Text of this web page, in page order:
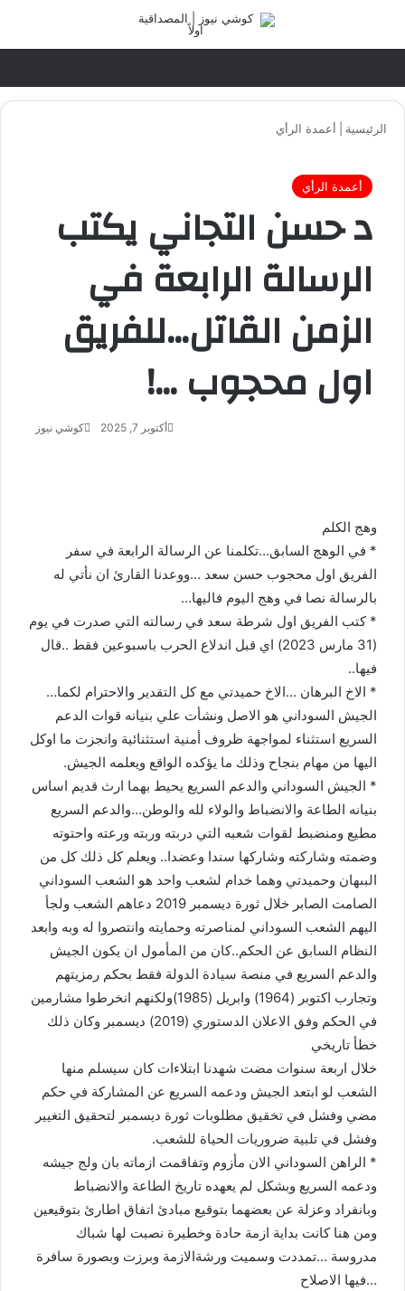
تسجيل الدخول
الرئيسية أعمدة الرأي
أعمدة الرأي
د حسن التجاني يكتب
الرسالة الرابعة في
الزمن القاتل…للفريق
اول محجوب …!
كوشي نيوز أكتوبر 7, 2025
وهج الكلم
* في الوهج السابق…تكلمنا عن الرسالة الرابعة في سفر
الفريق اول محجوب حسن سعد …ووعدنا القارئ ان نأتي له
بالرسالة نصا في وهج اليوم فاليها…
* كتب الفريق اول شرطة سعد في رسالته التي صدرت في يوم
(31 مارس 2023) اي قبل اندلاع الحرب باسبوعين فقط ..قال
فيها..
* الاخ البرهان …الاخ حميدتي مع كل التقدير والاحترام لكما…
الجيش السوداني هو الاصل ونشأت علي بنيانه قوات الدعم
السريع استثناء لمواجهة ظروف أمنية استثنائية وانجزت ما اوكل
اليها من مهام بنجاح وذلك ما يؤكده الواقع ويعلمه الجيش.
* الجيش السوداني والدعم السريع يحيط بهما ارث قديم اساس
بنيانه الطاعة والانضباط والولاء لله والوطن…والدعم السريع
مطيع ومنضبط لقوات شعبه التي دربته وربته ورعته واحتوته
وضمته وشاركته وشاركها سندا وعضدا.. ويعلم كل ذلك كل من
البىهان وحميدتي وهما خدام لشعب واحد هو الشعب السوداني
الصامت الصابر خلال ثورة ديسمبر 2019 دعاهم الشعب ولجأ
اليهم الشعب السوداني لمناصرته وحمايته وانتصروا له وبه وابعد
النظام السابق عن الحكم..كان من المأمول ان يكون الجيش
والدعم السريع في منصة سيادة الدولة فقط بحكم رمزيتهم
وتجارب اكتوبر (1964) وابريل (1985)ولكنهم انخرطوا مشارمين
في الحكم وفق الاعلان الدستوري (2019) ديسمبر وكان ذلك
خطأ تاريخي
خلال اربعة سنوات مضت شهدنا ابتلاءات كان سيسلم منها
الشعب لو ابتعد الجيش ودعمه السريع عن المشاركة في حكم
مضي وفشل في تخقيق مطلوبات ثورة ديسمبر لتحقيق التغيير
وفشل في تلبية ضروريات الحياة للشعب.
* الراهن السوداني الان مأزوم وتفاقمت ازماته بان ولج جيشه
ودعمه السريع وبشكل لم يعهده تاريخ الطاعة والانضباط
وبانفراد وعزلة عن بعضهما بتوقيع مبادئ اتفاق اطارئ بتوقيعين
ومن هنا كانت بداية ازمة حادة وخطيرة نصبت لها شباك
مدروسة …تمددت وسميت ورشةالازمة وبرزت وبصورة سافرة
…فيها الاصلاح